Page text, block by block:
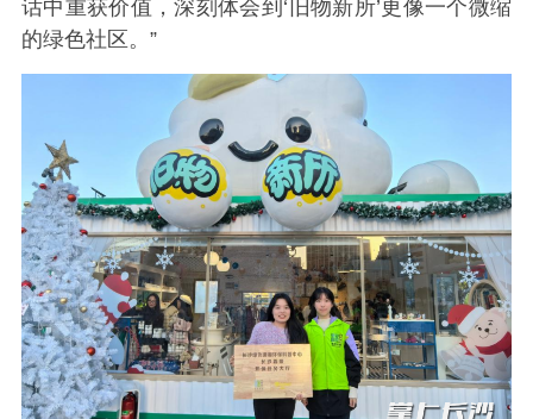
话中重获价值，深刻体会到‘旧物新所’更像一个微缩
的绿色社区。”